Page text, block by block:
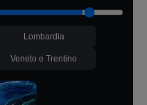
Lombardia
Veneto e Trentino